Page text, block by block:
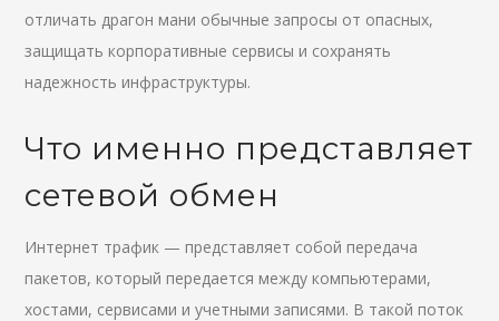
отличать драгон мани обычные запросы от опасных,
защищать корпоративные сервисы и сохранять
надежность инфраструктуры.
Что именно представляет
сетевой обмен
Интернет трафик — представляет собой передача
пакетов, который передается между компьютерами,
хостами, сервисами и учетными записями. В такой поток